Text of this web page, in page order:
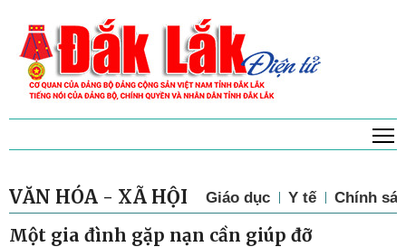
VĂN HÓA - XÃ HỘI Giáo dục Y tế Chính
Một gia đình gặp nạn cần giúp đỡ